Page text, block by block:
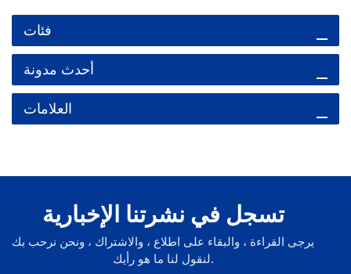
فئات
أحدث مدونة
العلامات
تسجل في نشرتنا الإخبارية
يرجى القراءة ، والبقاء على اطلاع ، والاشتراك ، ونحن نرحب بك
لنقول لنا ما هو رأيك.